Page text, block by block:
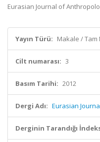
Eurasian Journal of
Yayın Türü: Makale / Tam
Cilt numarası: 3
Basım Tarihi: 2012
Dergi Adı: Eurasian
Derginin Tarandığı